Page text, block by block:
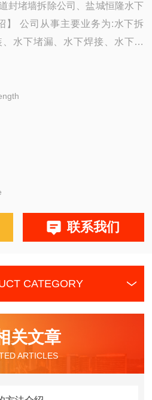
封堵墙拆除公司、盐城恒隆水下
】 公司从事主要业务为:水下拆
水下堵漏、水下焊接、水下切
水下检查、水下爆破。 ...
联系我们
CATEGORY
关文章
ARTICLES